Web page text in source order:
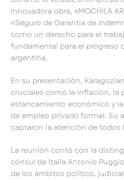
innovadora obra, «MOCHILA
«Seguro de Garantía de
como un derecho para el
fundamental para el progreso
argentina.
En su presentación,
cruciales como la inflación, la
estancamiento económico y
de empleo privado formal. Su
captaron la atención de todos
La reunión contó con la
cónsul de Italia Antonio
de los ámbitos político,